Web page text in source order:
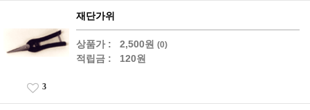
재단가위
상품가 : 2,500원 (0)
적립금 : 120원
3